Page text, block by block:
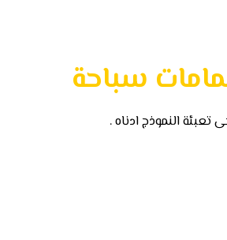
سباحة
النموذج ادناه .